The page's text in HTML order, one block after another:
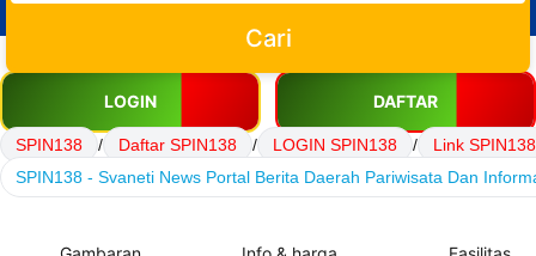
Cari
LOGIN DAFTAR
SPIN138 / Daftar SPIN138 / LOGIN SPIN138 /
Link SPIN138
SPIN138 - Svaneti News Portal Berita Daerah Pariwisata Dan